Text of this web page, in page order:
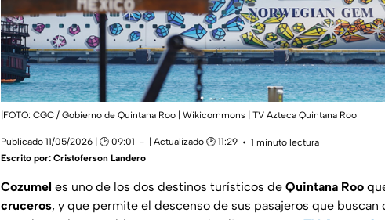
|FOTO: CGC / Gobierno de Quintana Roo | Wikicommons | TV Azteca Quintana Roo
Publicado 11/05/2026 | 🕑 09:01 | Actualizado 🕑 11:29
1 minuto lectura
Escrito por: Cristoferson Landero
Cozumel es uno de los dos destinos turísticos de Quintana Roo
cruceros, y que permite el descenso de sus pasajeros que buscan